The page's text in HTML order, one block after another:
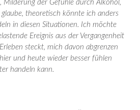
Milderung der Gefühle durch Alkohol,
theoretisch könnte ich anders
in diesen Situationen. Ich möchte
Ereignis aus der Vergangenheit
steckt, mich davon abgrenzen
und heute wieder besser fühlen
handeln kann.